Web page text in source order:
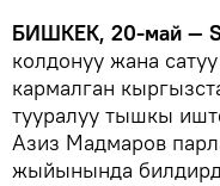
БИШКЕК, 20-май —
колдонуу жана
кармалган
тууралуу тышкы
Азиз Мадмаров
жыйынында